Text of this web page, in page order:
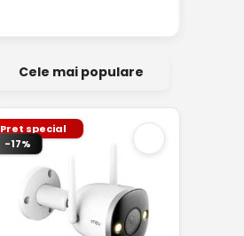
Cele mai populare
Pret special
-17%